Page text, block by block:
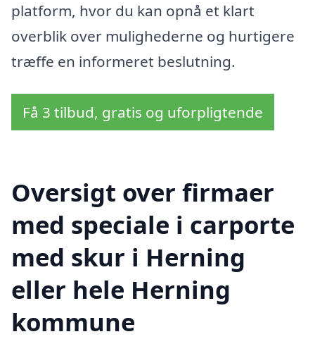
platform, hvor du kan opnå et klart
overblik over mulighederne og hurtigere
træffe en informeret beslutning.
Få 3 tilbud, gratis og uforpligtende
Oversigt over firmaer
med speciale i carporte
med skur i Herning
eller hele Herning
kommune